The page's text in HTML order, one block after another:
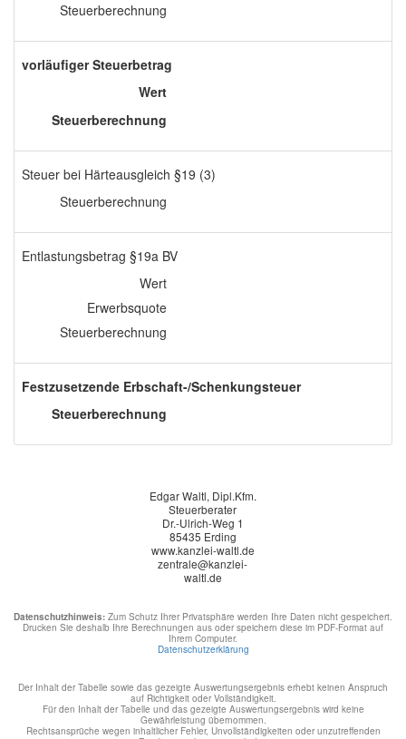
Steuerberechnung
vorläufiger Steuerbetrag
Wert
Steuerberechnung
Steuer bei Härteausgleich §19 (3)
Steuerberechnung
Entlastungsbetrag §19a BV
Wert
Erwerbsquote
Steuerberechnung
Festzusetzende Erbschaft-/Schenkungsteuer
Steuerberechnung
Edgar Waltl, Dipl.Kfm.
Steuerberater
Dr.-Ulrich-Weg 1
85435 Erding
www.kanzlei-waltl.de
zentrale@kanzlei-
waltl.de
Datenschutzhinweis: Zum Schutz Ihrer Privatsphäre werden Ihre Daten nicht gespeichert.
Drucken Sie deshalb Ihre Berechnungen aus oder speichern diese im PDF-Format auf
Ihrem Computer.
Datenschutzerklärung
Der Inhalt der Tabelle sowie das gezeigte Auswertungsergebnis erhebt keinen Anspruch
auf Richtigkeit oder Vollständigkeit.
Für den Inhalt der Tabelle und das gezeigte Auswertungsergebnis wird keine
Gewährleistung übernommen.
Rechtsansprüche wegen inhaltlicher Fehler, Unvollständigkeiten oder unzutreffenden